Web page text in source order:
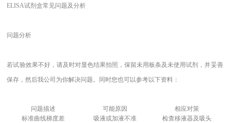
ELISA试剂盒常见问题及分析
问题分析
若试验效果不好，请及时对显色结果拍照，保留未用板条及未使用试剂，并妥善
保存，然后我公司为你解决问题。同时您也可以参考以下资料：
问题描述 可能原因
相应对策
标准曲线梯度差
吸液或加液不准
检查移液器及吸头